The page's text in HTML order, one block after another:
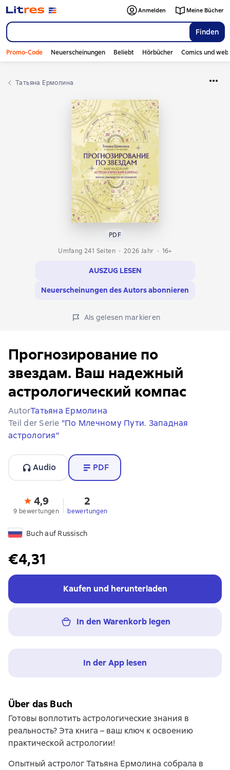
Finden
Anmelden Meine Bücher
Promo-Code Neuerscheinungen Beliebt Hörbücher Comics und
Татьяна Ермолина
PDF
Umfang 241 Seiten
2026 Jahr 16+
AUSZUG LESEN
Neuerscheinungen des Autors abonnieren
Als gelesen markieren
Прогнозирование по
звездам. Ваш надежный
астрологический компас
AutorТатьяна Ермолина
Teil der Serie "По Млечному Пути. Западная
астрология"
Audio PDF
4,9
9 bewertungen
2
bewertungen
Buch auf Russisch
€4,31
Kaufen und herunterladen
In den Warenkorb legen
In der App lesen
Über das Buch
Готовы воплотить астрологические знания в
реальность? Эта книга – ваш ключ к освоению
практической астрологии!
Опытный астролог Татьяна Ермолина собрала в